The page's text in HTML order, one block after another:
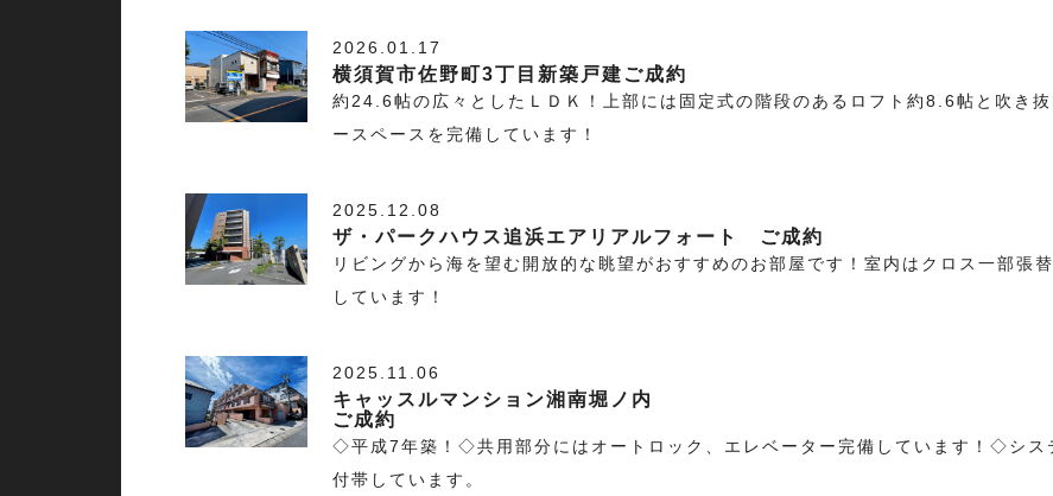
2026.01.17
横須賀市佐野町3丁目新築戸建ご成約
約24.6帖の広々としたＬＤＫ！上部には固定式の階段のあるロフト約8.6帖と吹き
ースペースを完備しています！
2025.12.08
ザ・パークハウス追浜エアリアルフォート ご成約
リビングから海を望む開放的な眺望がおすすめのお部屋です！室内はクロス一部張
しています！
2025.11.06
キャッスルマンション湘南堀ノ内
ご成約
◇平成7年築！◇共用部分にはオートロック、エレベーター完備しています！◇シス
付帯しています。